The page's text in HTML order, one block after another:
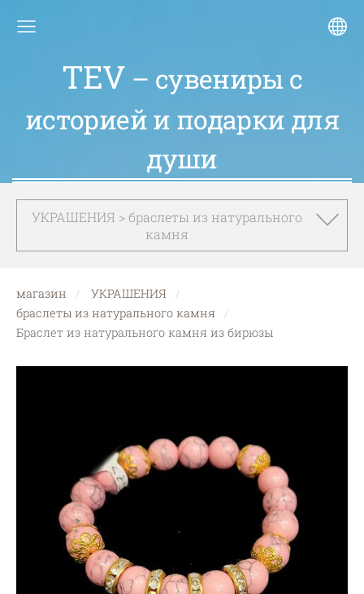
TEV – сувениры с
историей и подарки для
души
УКРАШЕНИЯ > браслеты из натурального
камня
магазин
УКРАШЕНИЯ
браслеты из натурального камня
Браслет из натурального камня из бирюзы